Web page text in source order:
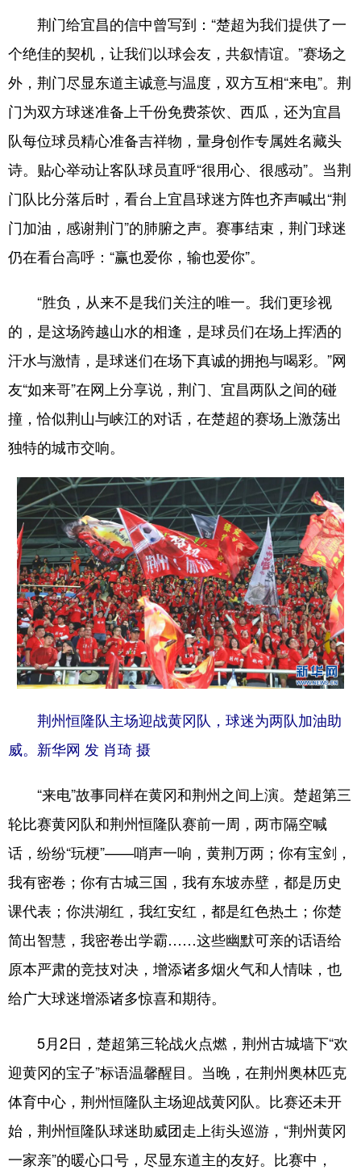
荆门给宜昌的信中曾写到：“楚超为我们提供了一
个绝佳的契机，让我们以球会友，共叙情谊。”赛场之
外，荆门尽显东道主诚意与温度，双方互相“来电”。荆
门为双方球迷准备上千份免费茶饮、西瓜，还为宜昌
队每位球员精心准备吉祥物，量身创作专属姓名藏头
诗。贴心举动让客队球员直呼“很用心、很感动”。当荆
门队比分落后时，看台上宜昌球迷方阵也齐声喊出“荆
门加油，感谢荆门”的肺腑之声。赛事结束，荆门球迷
仍在看台高呼：“赢也爱你，输也爱你”。
“胜负，从来不是我们关注的唯一。我们更珍视
的，是这场跨越山水的相逢，是球员们在场上挥洒的
汗水与激情，是球迷们在场下真诚的拥抱与喝彩。”网
友“如来哥”在网上分享说，荆门、宜昌两队之间的碰
撞，恰似荆山与峡江的对话，在楚超的赛场上激荡出
独特的城市交响。
荆州恒隆队主场迎战黄冈队，球迷为两队加油助
威。新华网 发 肖琦 摄
“来电”故事同样在黄冈和荆州之间上演。楚超第三
轮比赛黄冈队和荆州恒隆队赛前一周，两市隔空喊
话，纷纷“玩梗”——哨声一响，黄荆万两；你有宝剑，
我有密卷；你有古城三国，我有东坡赤壁，都是历史
课代表；你洪湖红，我红安红，都是红色热土；你楚
简出智慧，我密卷出学霸……这些幽默可亲的话语给
原本严肃的竞技对决，增添诸多烟火气和人情味，也
给广大球迷增添诸多惊喜和期待。
5月2日，楚超第三轮战火点燃，荆州古城墙下“欢
迎黄冈的宝子”标语温馨醒目。当晚，在荆州奥林匹克
体育中心，荆州恒隆队主场迎战黄冈队。比赛还未开
始，荆州恒隆队球迷助威团走上街头巡游，“荆州黄冈
一家亲”的暖心口号，尽显东道主的友好。比赛中，